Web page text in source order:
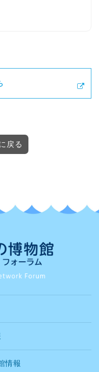
戻る
情報